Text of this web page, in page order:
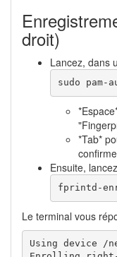
droit)
Lancez, dans
sudo pam-
*Tab*
Ensuite,
fprintd-
Le terminal vous
Using device /